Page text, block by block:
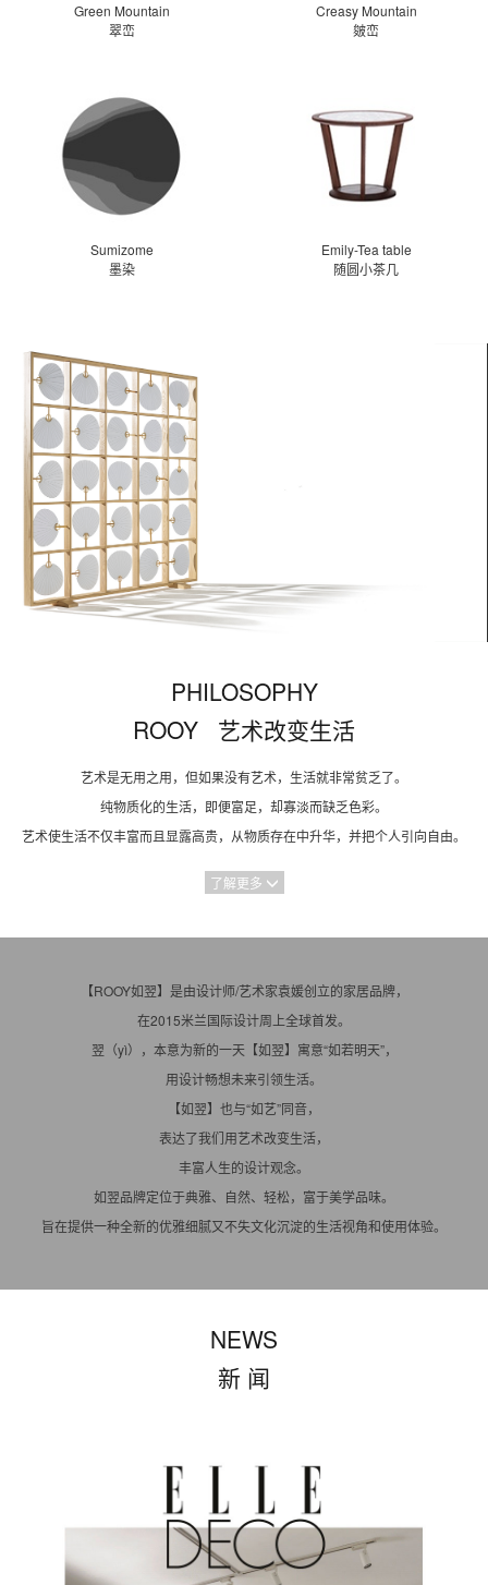
Green Mountain
翠峦
Creasy Mountain
皴峦
Sumizome
墨染
Emily-Tea table
随圆小茶几
PHILOSOPHY
ROOY 艺术改变生活
艺术是无用之用，但如果没有艺术，生活就非常贫乏了。
纯物质化的生活，即便富足，却寡淡而缺乏色彩。
艺术使生活不仅丰富而且显露高贵，从物质存在中升华，并把个人引向自由。
了解更多
【ROOY如翌】是由设计师/艺术家袁媛创立的家居品牌，
在2015米兰国际设计周上全球首发。
翌（yì），本意为新的一天【如翌】寓意“如若明天”，
用设计畅想未来引领生活。
【如翌】也与“如艺”同音，
表达了我们用艺术改变生活，
丰富人生的设计观念。
如翌品牌定位于典雅、自然、轻松，富于美学品味。
旨在提供一种全新的优雅细腻又不失文化沉淀的生活视角和使用体验。
NEWS
新 闻